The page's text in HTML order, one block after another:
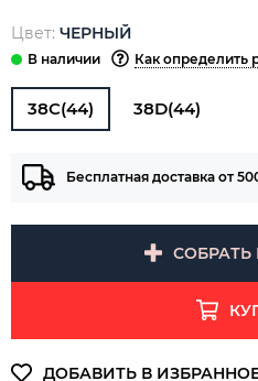
Цвет: ЧЕРНЫЙ
Как определить
38C(44) 38D(44)
Бесплатная доставка от
СОБРАТЬ